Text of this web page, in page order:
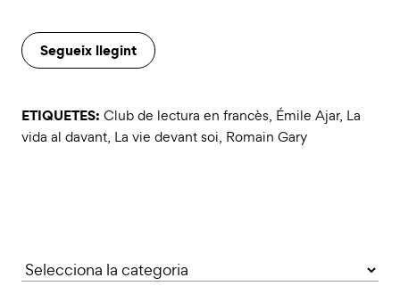
Segueix llegint
ETIQUETES: Club de lectura en francès, Émile Ajar, La
vida al davant, La vie devant soi, Romain Gary
Categories